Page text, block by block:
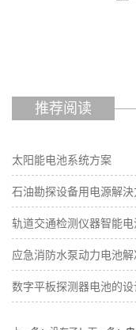
推荐阅读
太阳能电池系统方案
石油勘探设备用电源解決
轨道交通检测仪器智能
应急消防水泵动力电池
数字平板探测器电池的